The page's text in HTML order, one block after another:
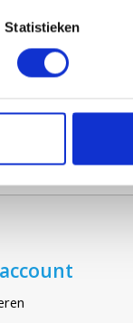
Statistieken